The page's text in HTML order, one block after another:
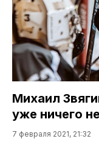
Михаил
уже ничего
7 февраля 2021, 21:32